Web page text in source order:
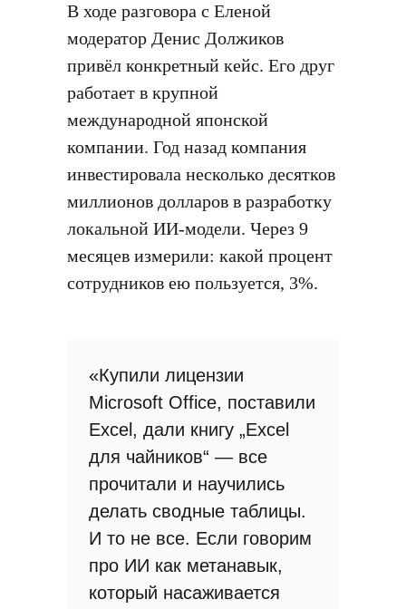
В ходе разговора с Еленой
модератор Денис Должиков
привёл конкретный кейс. Его друг
работает в крупной
международной японской
компании. Год назад компания
инвестировала несколько десятков
миллионов долларов в разработку
локальной ИИ-модели. Через 9
месяцев измерили: какой процент
сотрудников ею пользуется, 3%.
«Купили лицензии
Microsoft Office, поставили
Excel, дали книгу „Excel
для чайников“ — все
прочитали и научились
делать сводные таблицы.
И то не все. Если говорим
про ИИ как метанавык,
который насаживается